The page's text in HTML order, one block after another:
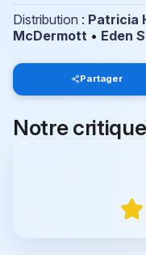
Distribution : Patricia
McDermott • Eden
Partager
Notre critique